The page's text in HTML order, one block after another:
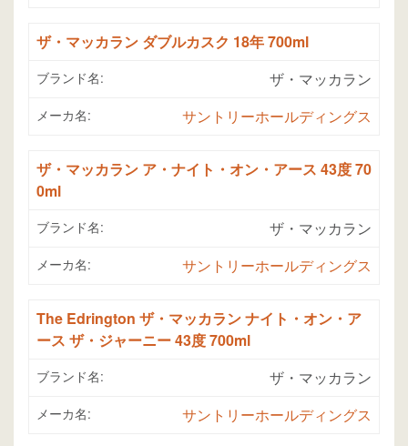
ザ・マッカラン ダブルカスク 18年 700ml
ブランド名: ザ・マッカラン
メーカ名: サントリーホールディングス
ザ・マッカラン ア・ナイト・オン・アース 43度 70
0ml
ブランド名: ザ・マッカラン
メーカ名: サントリーホールディングス
The Edrington ザ・マッカラン ナイト・オン・ア
ース ザ・ジャーニー 43度 700ml
ブランド名: ザ・マッカラン
メーカ名: サントリーホールディングス